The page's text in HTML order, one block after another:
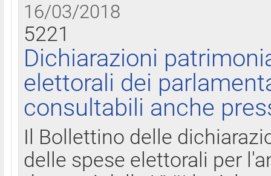
16/03/2018
5221
Dichiarazioni
elettorali dei
consultabili anche
Il Bollettino delle
delle spese elettorali per